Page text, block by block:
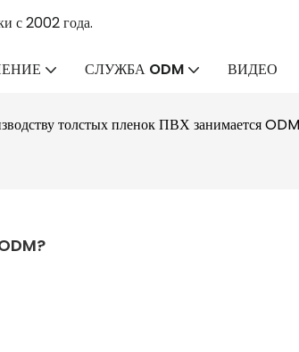
с 2002 года.
СЛУЖБА ODM ВИДЕО
толстых пленок ПВХ занимается